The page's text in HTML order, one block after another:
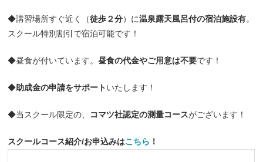
◆講習場所すぐ近く（徒歩２分）に温泉露天風呂付の宿泊施設有。
スクール特別割引で宿泊可能です！
◆昼食が付いています。昼食の代金やご用意は不要です！
◆助成金の申請をサポートいたします！
◆当スクール限定の、 コマツ社認定の測量コースがございます！
スクールコース紹介/お申込みはこちら ！